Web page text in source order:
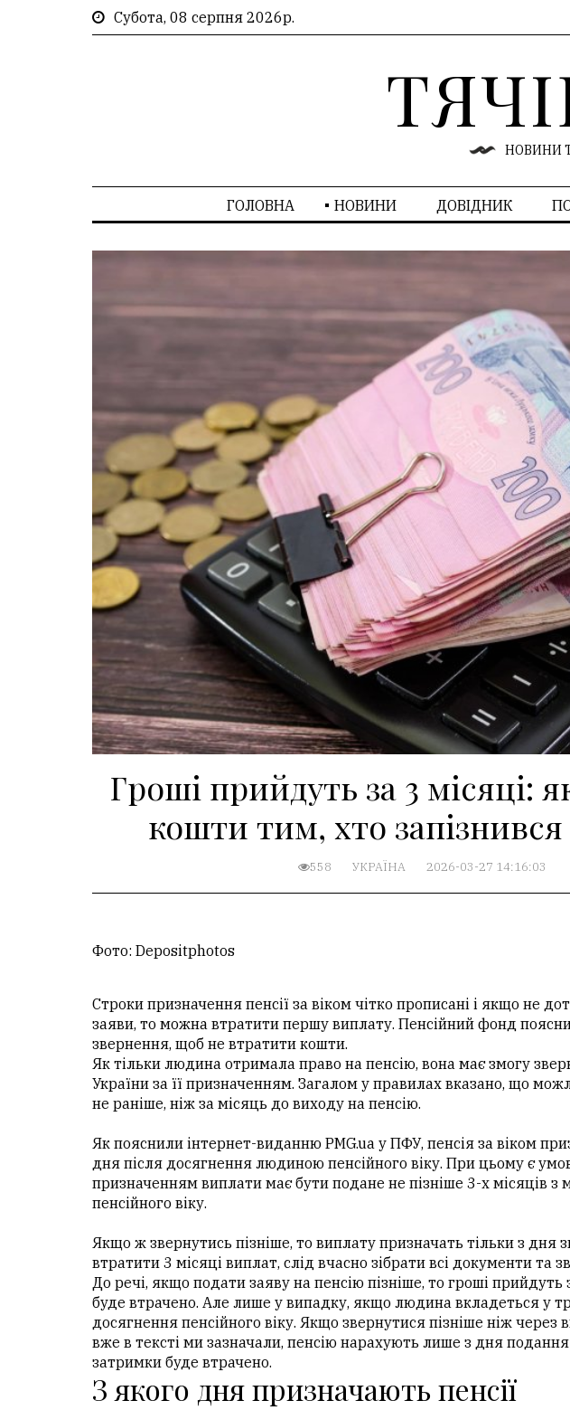
Субота, 08 серпня 2026р.
НОВИНИ
ГОЛОВНА НОВИНИ ДОВІДНИК
Гроші прийдуть за 3 місяці:
кошти тим, хто запізнився
558 УКРАЇНА 2026-03-27 14:16:03
Фото: Depositphotos
Строки призначення пенсії за віком чітко прописані і якщо не
заяви, то можна втратити першу виплату. Пенсійний фонд
звернення, щоб не втратити кошти.
Як тільки людина отримала право на пенсію, вона має змогу
України за її призначенням. Загалом у правилах вказано, що
не раніше, ніж за місяць до виходу на пенсію.
Як пояснили інтернет-виданню PMG.ua у ПФУ, пенсія за віком
дня після досягнення людиною пенсійного віку. При цьому є
призначенням виплати має бути подане не пізніше 3-х місяців з
пенсійного віку.
Якщо ж звернутись пізніше, то виплату призначать тільки з дня
втратити 3 місяці виплат, слід вчасно зібрати всі документи та
До речі, якщо подати заяву на пенсію пізніше, то гроші прийдуть
буде втрачено. Але лише у випадку, якщо людина вкладеться у
досягнення пенсійного віку. Якщо звернутися пізніше ніж через
вже в тексті ми зазначали, пенсію нарахують лише з дня
затримки буде втрачено.
З якого дня призначають пенсії